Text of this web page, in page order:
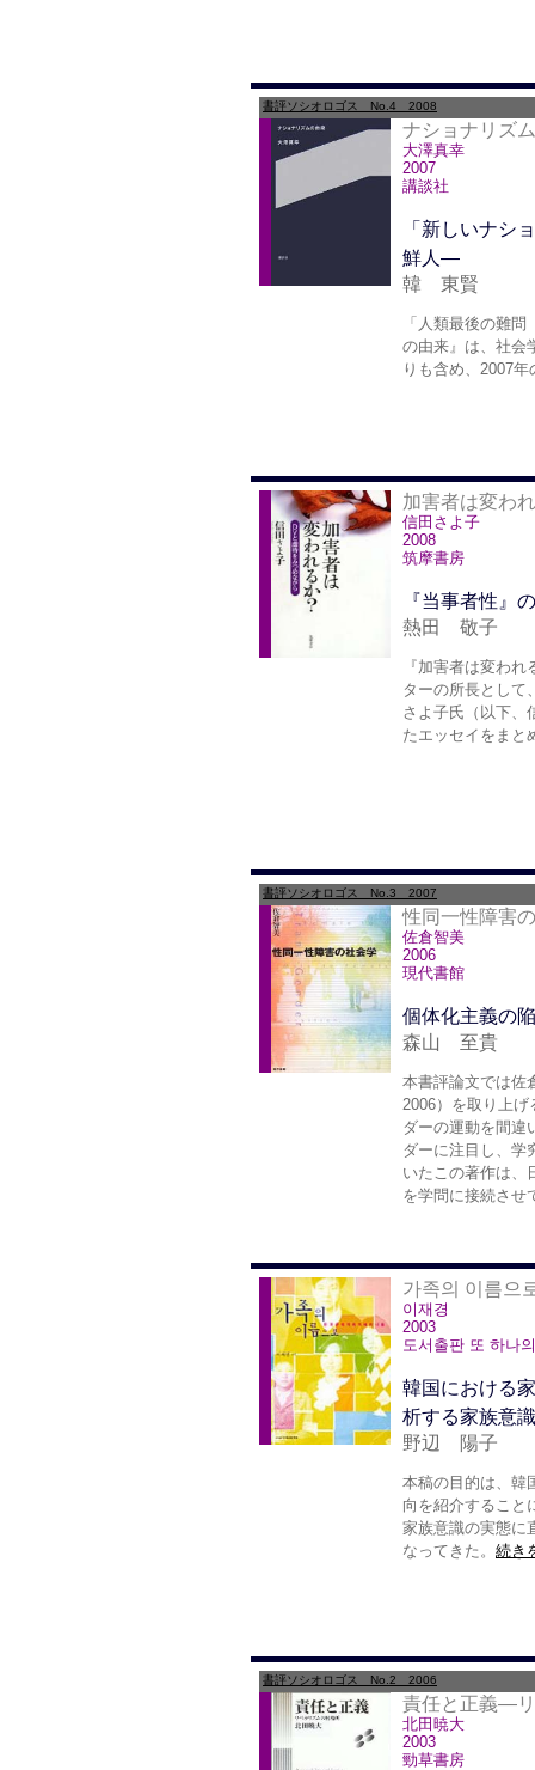
書評ソシオロゴス No.4 2008
ナショナリズ
大澤真幸
2007
講談社
「新しいナシ
鮮人―
韓 東賢
「人類最後の難
の由来』は、社会
りも含め、2007
加害者は変わ
信田さよ子
2008
筑摩書房
『当事者性』
熱田 敬子
『加害者は変わ
ターの所長として
さよ子氏（以下、
たエッセイをまと
書評ソシオロゴス No.3 2007
性同一性障害
佐倉智美
2006
現代書館
個体化主義の
森山 至貴
本書評論文では佐
2006）を取り上
ダーの運動を間違
ダーに注目し、学
いたこの著作は、
を学問に接続させ
가족의 이름으
이재경
2003
도서출판 또 하나
韓国における
析する家族意
野辺 陽子
本稿の目的は、韓
向を紹介すること
家族意識の実態に
なってきた。 続き
書評ソシオロゴス No.2 2006
責任と正義―
北田暁大
2003
勁草書房